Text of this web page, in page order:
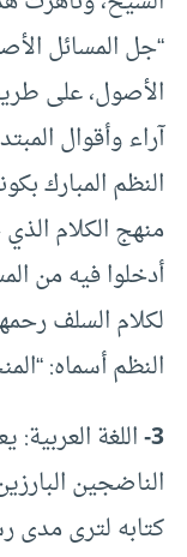
“جل المسائل
الأصول، على
آراء وأقوال
النظم المبارك
منهج الكلام
أدخلوا فيه من
لكلام السلف
النظم أسماه:
3- اللغة
الناضجين
كتابه لترى مدى